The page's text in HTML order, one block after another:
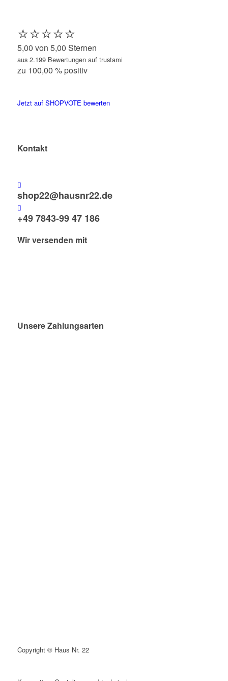
⭐️⭐️⭐️⭐️⭐️
5,00 von 5,00 Sternen
aus 2.199 Bewertungen auf trustami
zu 100,00 % positiv
Jetzt auf SHOPVOTE bewerten
Kontakt
shop22@hausnr22.de
+49 7843-99 47 186
Wir versenden mit
Unsere Zahlungsarten
Copyright © Haus Nr. 22